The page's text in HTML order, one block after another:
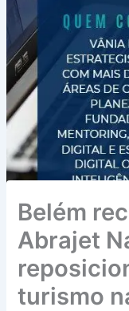
Belém
Abrajet
turismo